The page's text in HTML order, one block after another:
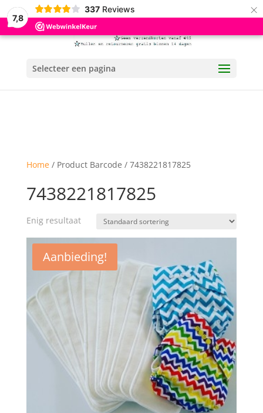
7,8
337 Reviews ×
Selecteer een pagina
Home/ Product Barcode / 7438221817825
7438221817825
Enig resultaat
Aanbieding!